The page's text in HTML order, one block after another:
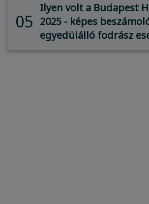
05
Ilyen volt a Budapest
2025 - képes
egyedülálló fodrász